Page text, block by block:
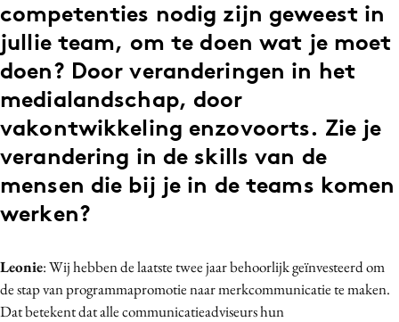
competenties nodig zijn geweest in
jullie team, om te doen wat je moet
doen? Door veranderingen in het
medialandschap, door
vakontwikkeling enzovoorts. Zie je
verandering in de skills van de
mensen die bij je in de teams komen
werken?
Leonie: Wij hebben de laatste twee jaar behoorlijk geïnvesteerd om
de stap van programmapromotie naar merkcommunicatie te maken.
Dat betekent dat alle communicatieadviseurs hun